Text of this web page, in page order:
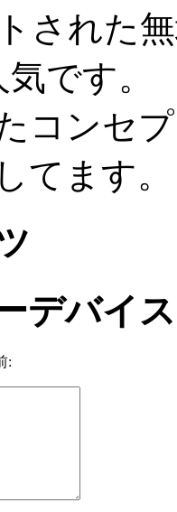
された
です。
コンセ
てます。
デバイ
: